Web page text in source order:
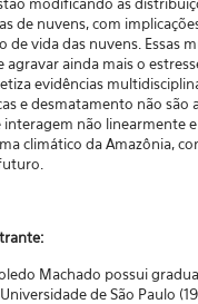
de nuvens, com
de vida das nuvens. Essas
agravar ainda mais o
evidências
e desmatamento não são
interagem não linearmente
climático da Amazônia,
Machado possui
de São Paulo